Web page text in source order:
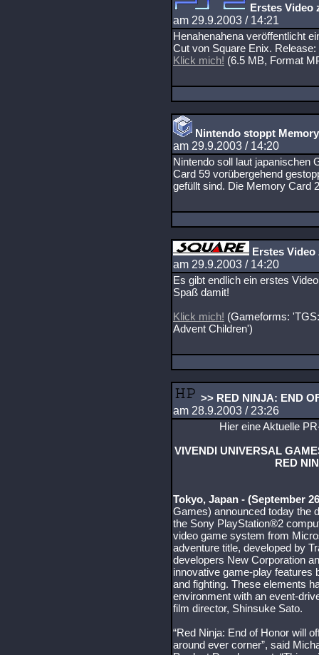
Erstes Video
am 29.9.2003 / 14:21
Henahenahena veröffentlicht
Cut von Square Enix.
Klick mich! (6.5 MB, Format
Nintendo stoppt
am 29.9.2003 / 14:20
Nintendo soll laut japanischen
Card 59 vorübergehend
gefüllt sind. Die Memory Card
Erstes Video
am 29.9.2003 / 14:20
Es gibt endlich ein erstes
Spaß damit!
Klick mich! (Gameforms:
Advent Children')
>> RED NINJA: END
am 28.9.2003 / 23:26
Hier eine Aktuelle
VIVENDI UNIVERSAL
RED
Tokyo, Japan - (September
Games) announced today the
the Sony PlayStation®2
video game system from
adventure title, developed by
developers New Corporation
innovative game-play features
and fighting. These elements
environment with an event-
film director, Shinsuke Sato.
“Red Ninja: End of Honor will
around ever corner”, said